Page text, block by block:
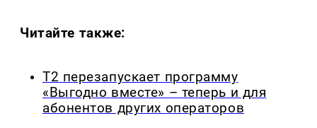
Читайте также:
Т2 перезапускает программу
«Выгодно вместе» – теперь и для
абонентов других операторов